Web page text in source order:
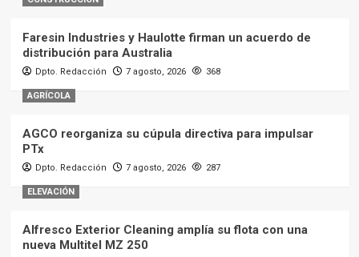
Faresin Industries y Haulotte firman un acuerdo de
distribución para Australia
Dpto. Redacción 7 agosto, 2026 368
AGRÍCOLA
AGCO reorganiza su cúpula directiva para impulsar
PTx
Dpto. Redacción 7 agosto, 2026 287
ELEVACIÓN
Alfresco Exterior Cleaning amplía su flota con una
nueva Multitel MZ 250